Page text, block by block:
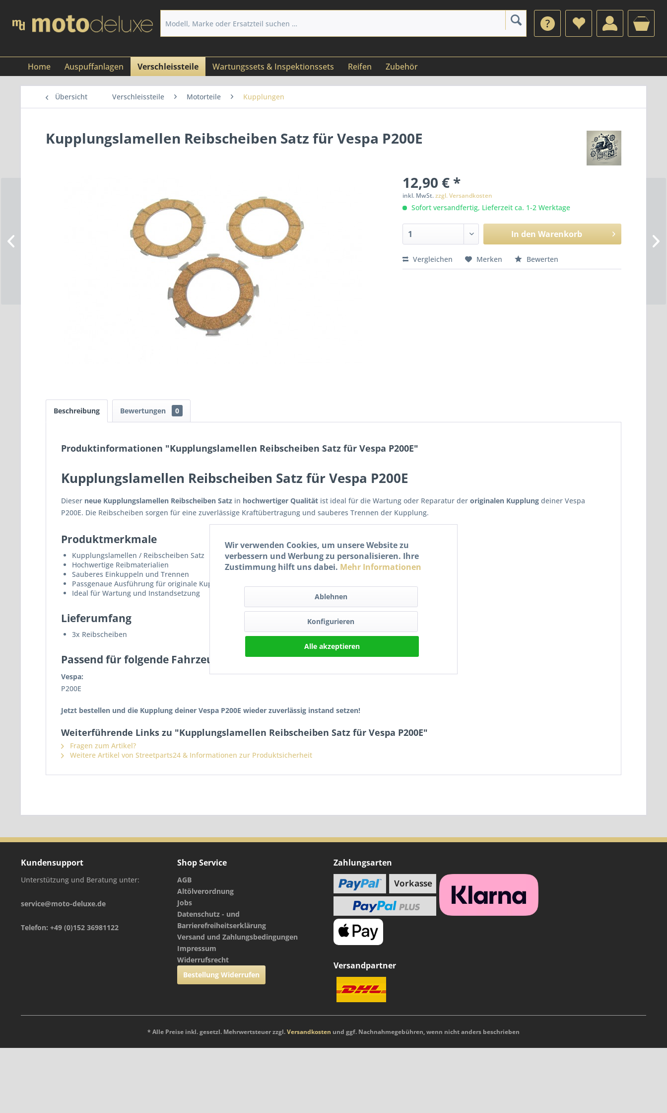
Home Auspuffanlagen Verschleissteile Wartungssets & Inspektionssets Reifen Zubehör
Übersicht Verschleissteile Motorteile Kupplungen
Kupplungslamellen Reibscheiben Satz für Vespa P200E
12,90 € *
inkl. MwSt.zzgl. Versandkosten
Sofort versandfertig, Lieferzeit ca. 1-2 Werktage
In den Warenkorb
Vergleichen Merken Bewerten
Beschreibung Bewertungen 0
Produktinformationen "Kupplungslamellen Reibscheiben Satz für Vespa P200E"
Kupplungslamellen Reibscheiben Satz für Vespa P200E
Dieser neue Kupplungslamellen Reibscheiben Satz in hochwertiger Qualität ist ideal für die Wartung oder Reparatur der originalen Kupplung deiner Vespa
P200E. Die Reibscheiben sorgen für eine zuverlässige Kraftübertragung und sauberes Trennen der Kupplung.
Produktmerkmale
Kupplungslamellen / Reibscheiben Satz
Hochwertige Reibmaterialien
Sauberes Einkuppeln und Trennen
Passgenaue Ausführung für originale Kupplung
Ideal für Wartung und Instandsetzung
Lieferumfang
3x Reibscheiben
Passend für folgende Fahrzeuge
Vespa:
P200E
Jetzt bestellen und die Kupplung deiner Vespa P200E wieder zuverlässig instand setzen!
Weiterführende Links zu "Kupplungslamellen Reibscheiben Satz für Vespa P200E"
Fragen zum Artikel?
Weitere Artikel von Streetparts24 & Informationen zur Produktsicherheit
Kundensupport
Unterstützung und Beratung unter:
service@moto-deluxe.de
Telefon: +49 (0)152 36981122
Shop Service
AGB
Altölverordnung
Jobs
Datenschutz - und
Barrierefreiheitserklärung
Versand und Zahlungsbedingungen
Impressum
Widerrufsrecht
Bestellung Widerrufen
Zahlungsarten
Versandpartner
* Alle Preise inkl. gesetzl. Mehrwertsteuer zzgl.Versandkosten und ggf. Nachnahmegebühren, wenn nicht anders beschrieben
Wir verwenden Cookies, um unsere Website zu
verbessern und Werbung zu personalisieren. Ihre
Zustimmung hilft uns dabei. Mehr Informationen
Ablehnen
Konfigurieren
Alle akzeptieren